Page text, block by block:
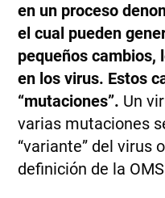
en un proceso
el cual pueden
pequeños cambios,
en los virus. Estos
“mutaciones”. Un
varias mutaciones
“variante” del virus
definición de la